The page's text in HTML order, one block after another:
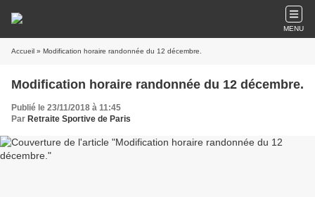
MENU
Accueil » Modification horaire randonnée du 12 décembre.
Modification horaire randonnée du 12 décembre.
Publié le 23/11/2018 à 11:45
Par Retraite Sportive de Paris